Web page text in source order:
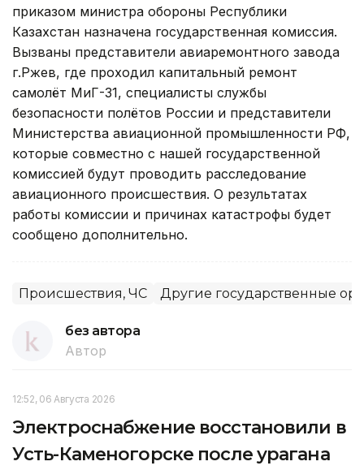
приказом министра обороны Республики
Казахстан назначена государственная комиссия.
Вызваны представители авиаремонтного завода
г.Ржев, где проходил капитальный ремонт
самолёт МиГ-31, специалисты службы
безопасности полётов России и представители
Министерства авиационной промышленности РФ,
которые совместно с нашей государственной
комиссией будут проводить расследование
авиационного происшествия. О результатах
работы комиссии и причинах катастрофы будет
сообщено дополнительно.
Происшествия, ЧС Другие государственные
без автора
Автор
12:52, 06 Августа 2026
Электроснабжение восстановили в
Усть-Каменогорске после урагана